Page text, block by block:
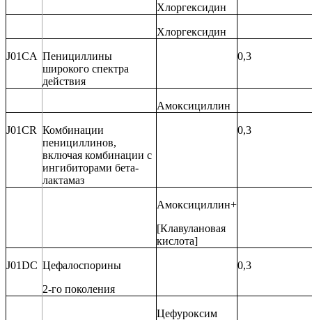
Хлоргексидин
Хлоргексидин
J01CA Пенициллины
широкого спектра
действия
0,3
Амоксициллин
J01CR Комбинации
пенициллинов,
включая комбинации с
ингибиторами бета-
лактамаз
0,3
Амоксициллин+
[Клавулановая
кислота]
J01DC Цефалоспорины
2-го поколения
0,3
Цефуроксим